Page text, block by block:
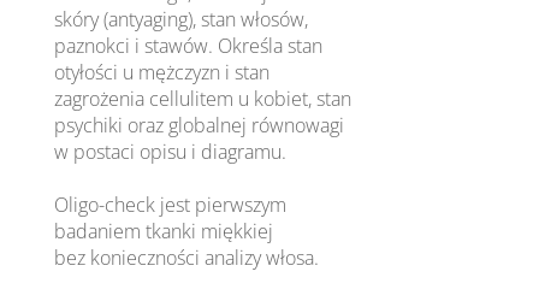
skóry (antyaging), stan włosów,
paznokci i stawów. Określa stan
otyłości u mężczyzn i stan
zagrożenia cellulitem u kobiet, stan
psychiki oraz globalnej równowagi
w postaci opisu i diagramu.
Oligo-check jest pierwszym
badaniem tkanki miękkiej
bez konieczności analizy włosa.